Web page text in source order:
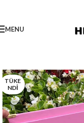
MENU
TÜKE
NDİ